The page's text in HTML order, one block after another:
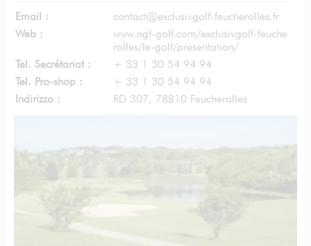
Email :
contact@exclusivgolf-feucherolles.fr
Web :
www.ngf-golf.com/exclusivgolf-feuche
rolles/le-golf/presentation/
Tel. Secrétariat :
+ 33 1 30 54 94 94
Tel. Pro-shop :
+ 33 1 30 54 94 94
Indirizzo :
RD 307, 78810 Feucherolles